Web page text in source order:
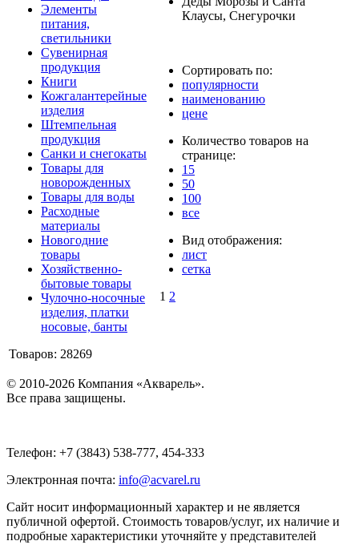
Элементы
питания,
светильники
Сувенирная
продукция
Книги
Кожгалантерейные
изделия
Штемпельная
продукция
Санки и снегокаты
Товары для
новорожденных
Товары для воды
Расходные
материалы
Новогодние
товары
Хозяйственно-
бытовые товары
Чулочно-носочные
изделия, платки
носовые, банты
Товаров: 28269
Клаусы, Снегурочки
Сортировать по:
популярности
наименованию
цене
Количество товаров на
странице:
15
50
100
все
Вид отображения:
лист
сетка
1 2
© 2010-2026 Компания «Акварель».
Все права защищены.
Телефон: +7 (3843) 538-777, 454-333
Электронная почта: info@acvarel.ru
Сайт носит информационный характер и не является
публичной офертой. Стоимость товаров/услуг, их наличие и
подробные характеристики уточняйте у представителей